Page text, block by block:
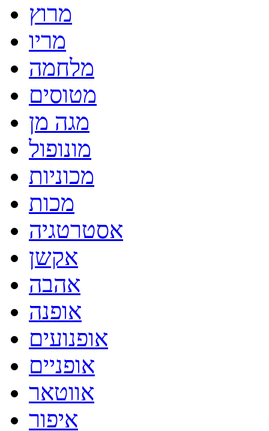
מרוץ
מריו
מלחמה
מטוסים
מגה מן
מונופול
מכוניות
מכות
אסטרטגיה
אקשן
אהבה
אופנה
אופנועים
אופניים
אווטאר
איפור